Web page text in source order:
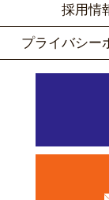
採用情
プライバシー